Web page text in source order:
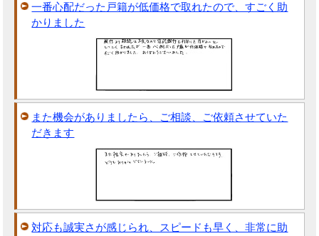
一番心配だった戸籍が低価格で取れたので、すごく助
かりました
また機会がありましたら、ご相談、ご依頼させていた
だきます
対応も誠実さが感じられ、スピードも早く、非常に助